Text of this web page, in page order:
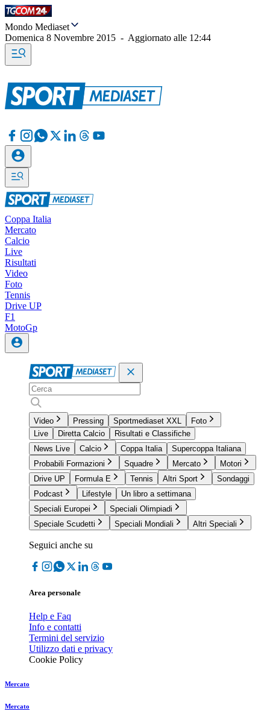
Mondo Mediaset
Domenica 8 Novembre 2015 - Aggiornato alle 12:44
Coppa Italia
Mercato
Calcio
Live
Risultati
Video
Foto
Tennis
Drive UP
F1
MotoGp
Video Pressing Sportmediaset XXL
Foto
Live
Diretta Calcio
Risultati e Classifiche
News Live
Calcio Coppa Italia
Supercoppa Italiana
Probabili Formazioni
Squadre Mercato
Motori
Drive UP
Formula E Tennis Altri Sport
Sondaggi
Podcast
Lifestyle
Un libro a settimana
Speciali Europei
Speciali Olimpiadi
Speciale Scudetti
Speciali Mondiali Altri Speciali
Seguici anche su
Area personale
Help e Faq
Info e contatti
Termini del servizio
Utilizzo dati e privacy
Cookie Policy
Mercato
Mercato